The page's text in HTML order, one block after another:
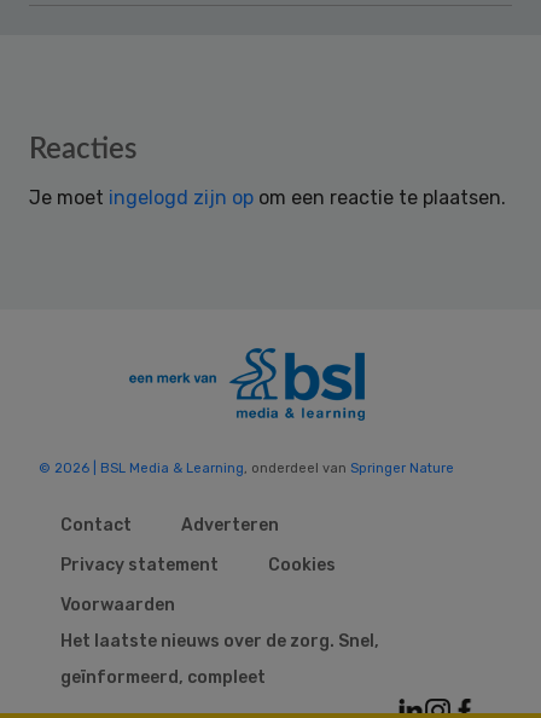
Reader
Reacties
Je moet ingelogd zijn op om een reactie te plaatsen.
© 2026 | BSL Media & Learning, onderdeel van Springer Nature
Contact
Adverteren
Privacy statement
Cookies
Voorwaarden
Het laatste nieuws over de zorg. Snel,
geïnformeerd, compleet